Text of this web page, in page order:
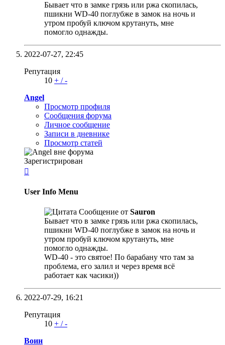
Бывает что в замке грязь или ржа скопилась,
пшикни WD-40 поглубже в замок на ночь и
утром пробуй ключом крутануть, мне
помогло однажды.
2022-07-27, 22:45
Репутация
10 + /-
Angel
Просмотр профиля
Сообщения форума
Личное сообщение
Записи в дневнике
Просмотр статей
Зарегистрирован

User Info Menu
Сообщение от Sauron
Бывает что в замке грязь или ржа скопилась,
пшикни WD-40 поглубже в замок на ночь и
утром пробуй ключом крутануть, мне
помогло однажды.
WD-40 - это святое! По барабану что там за
проблема, его залил и через время всё
работает как часики))
2022-07-29, 16:21
Репутация
10 + /-
Воин